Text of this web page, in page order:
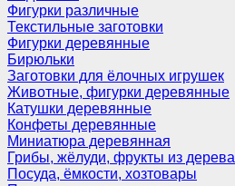
Фигурки различные
Текстильные заготовки
Фигурки деревянные
Бирюльки
Заготовки для ёлочных игрушек
Животные, фигурки деревянные
Катушки деревянные
Конфеты деревянные
Миниатюра деревянная
Грибы, жёлуди, фрукты из дерева
Посуда, ёмкости, хозтовары